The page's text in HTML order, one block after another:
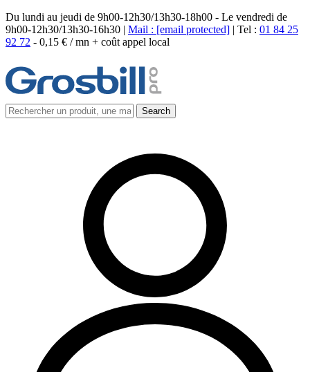
Du lundi au jeudi de 9h00-12h30/13h30-18h00 - Le vendredi de
9h00-12h30/13h30-16h30 | Mail : [email protected] | Tel : 01 84 25
92 72 - 0,15 € / mn + coût appel local